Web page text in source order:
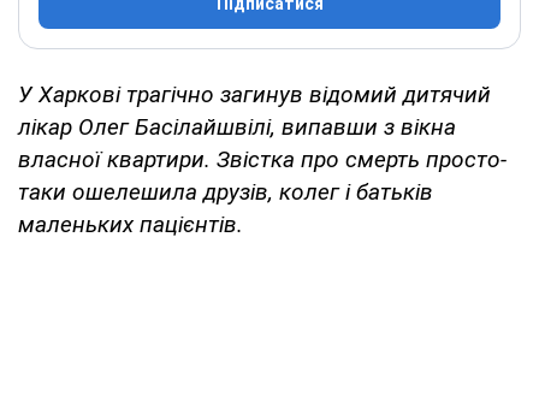
У Харкові трагічно загинув відомий дитячий
лікар Олег Басілайшвілі, випавши з вікна
власної квартири. Звістка про смерть просто-
таки ошелешила друзів, колег і батьків
маленьких пацієнтів.